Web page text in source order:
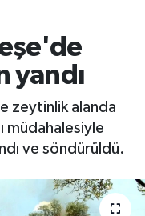
yandı
zeytinlik alanda
müdahalesiyle
ve söndürüldü.